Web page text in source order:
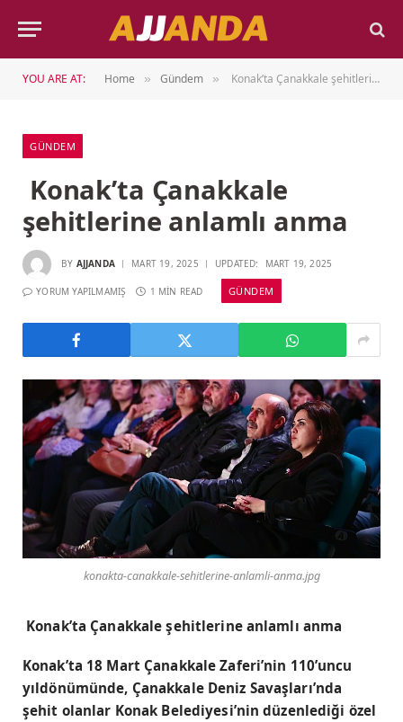
YOU ARE AT: Home » Gündem » Konak’ta Çanakkale şehitlerine anlamlı anma
GÜNDEM
Konak’ta Çanakkale
şehitlerine anlamlı anma
BY AJJANDA MART 19, 2025 UPDATED: MART 19, 2025
YORUM YAPILMAMIŞ 1 MIN READ GÜNDEM
konakta-canakkale-sehitlerine-anlamli-anma.jpg
Konak’ta Çanakkale şehitlerine anlamlı anma
Konak’ta 18 Mart Çanakkale Zaferi’nin 110’uncu
yıldönümünde, Çanakkale Deniz Savaşları’nda
şehit olanlar Konak Belediyesi’nin düzenlediği özel